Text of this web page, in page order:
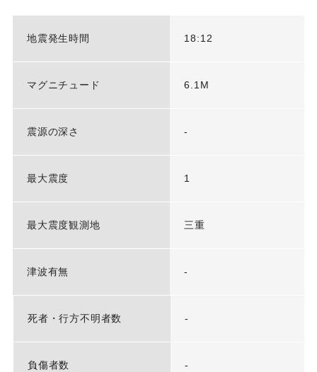
地震発生時間 18:12
マグニチュード 6.1M
震源の深さ -
最大震度 1
最大震度観測地 三重
津波有無 -
死者・行方不明者数 -
負傷者数 -